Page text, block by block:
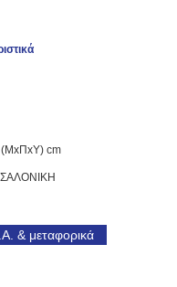
cm
& μεταφορικά